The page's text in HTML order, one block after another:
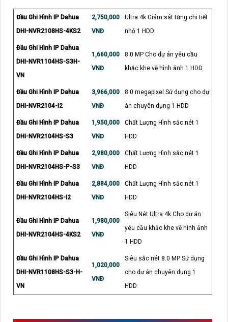
Đầu Ghi Hình IP Dahua
DHI-NVR2108HS-4KS2
2,750,000
VNĐ
Ultra 4k Giám sát từng chi tiết
nhỏ 1 HDD
Đầu Ghi Hình IP Dahua
DHI-NVR1104HS-S3H-
VN
1,660,000
VNĐ
8.0 MP Cho dự án yêu cầu
khắc khe về hình ảnh 1 HDD
Đầu Ghi Hình IP Dahua
DHI-NVR2104-I2
3,966,000
VNĐ
8.0 megapixel Sử dụng cho dự
án chuyên dụng 1 HDD
Đầu Ghi Hình IP Dahua
DHI-NVR2104HS-S3
1,950,000
VNĐ
Chất Lượng Hình sắc nét 1
HDD
Đầu Ghi Hình IP Dahua
DHI-NVR2104HS-P-S3
2,980,000
VNĐ
Chất Lượng Hình sắc nét 1
HDD
Đầu Ghi Hình IP Dahua
DHI-NVR2104HS-I2
2,884,000
VNĐ
Chất Lượng Hình sắc nét 1
HDD
Đầu Ghi Hình IP Dahua
DHI-NVR2104HS-4KS2
1,980,000
VNĐ
Siêu Nét Ultra 4k Cho dự án
yêu cầu khắc khe về hình ảnh
1 HDD
Đầu Ghi Hình IP Dahua
DHI-NVR1108HS-S3-H-
VN
1,020,000
VNĐ
Siêu sắc nét 8.0 MP Sử dụng
cho dự án chuyên dụng 1
HDD